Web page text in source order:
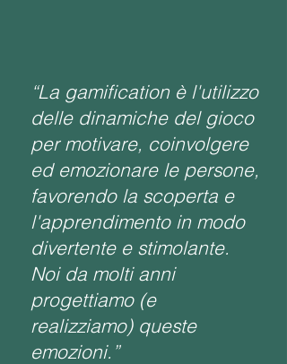
“La gamification è l'utilizzo
delle dinamiche del gioco
per motivare, coinvolgere
ed emozionare le persone,
favorendo la scoperta e
l'apprendimento in modo
divertente e stimolante.
Noi da molti anni
progettiamo (e
realizziamo) queste
emozioni.”